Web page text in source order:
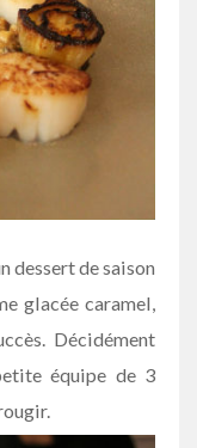
dessert de saison
glacée caramel,
Décidément
équipe de 3